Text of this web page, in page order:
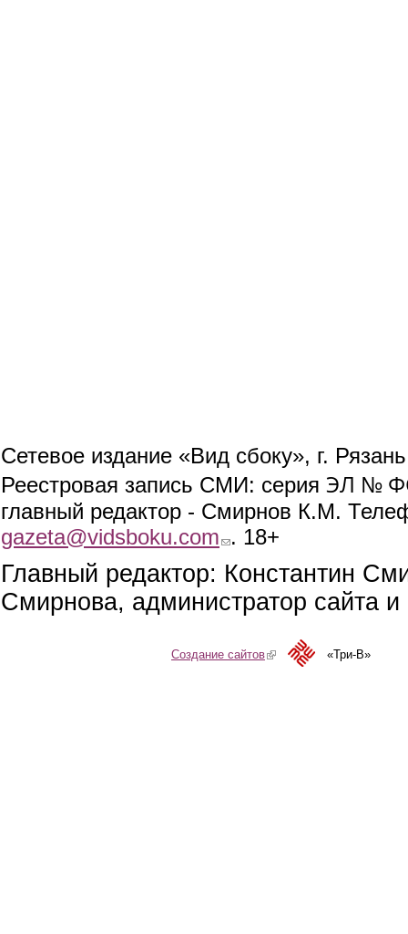
Сетевое издание «Вид сбоку», г.
Реестровая запись СМИ: серия ЭЛ №
главный редактор - Смирнов К.М.
gazeta@vidsboku.com (link sends e-mail)
. 18+
Главный редактор: Константин
Смирнова, администратор сайта
Создание сайтов(link is external)«Три-В»